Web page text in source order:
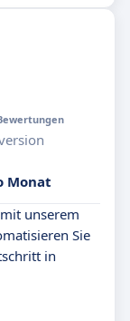
Monat
unserem
Sie
in